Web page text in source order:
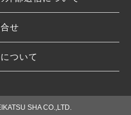
せ
ついて
SHA CO.,LTD.